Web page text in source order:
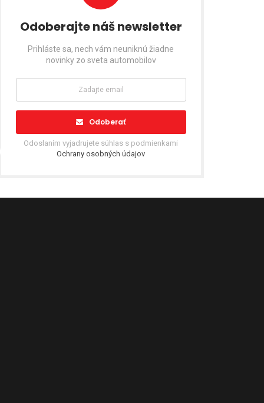
Odoberajte náš newsletter
Prihláste sa, nech vám neuniknú žiadne
novinky zo sveta automobilov
Odoberať
Odoslaním vyjadrujete súhlas s podmienkami
Ochrany osobných údajov